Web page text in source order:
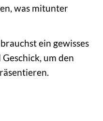
was mitunter
ein gewisses
um den